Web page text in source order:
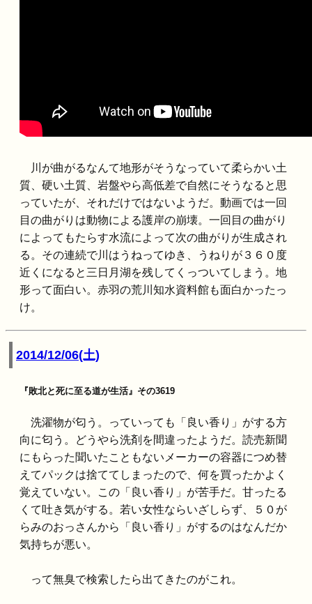
川が曲がるなんて地形がそうなっていて柔らかい土
質、硬い土質、岩盤やら高低差で自然にそうなると思
っていたが、それだけではないようだ。動画では一回
目の曲がりは動物による護岸の崩壊。一回目の曲がり
によってもたらす水流によって次の曲がりが生成され
る。その連続で川はうねってゆき、うねりが３６０度
近くになると三日月湖を残してくっついてしまう。地
形って面白い。赤羽の荒川知水資料館も面白かったっ
け。
2014/12/06(土)
『敗北と死に至る道が生活』その3619
洗濯物が匂う。っていっても「良い香り」がする方
向に匂う。どうやら洗剤を間違ったようだ。読売新聞
にもらった聞いたこともないメーカーの容器につめ替
えてパックは捨ててしまったので、何を買ったかよく
覚えていない。この「良い香り」が苦手だ。甘ったる
くて吐き気がする。若い女性ならいざしらず、５０が
らみのおっさんから「良い香り」がするのはなんだか
気持ちが悪い。
って無臭で検索したら出てきたのがこれ。